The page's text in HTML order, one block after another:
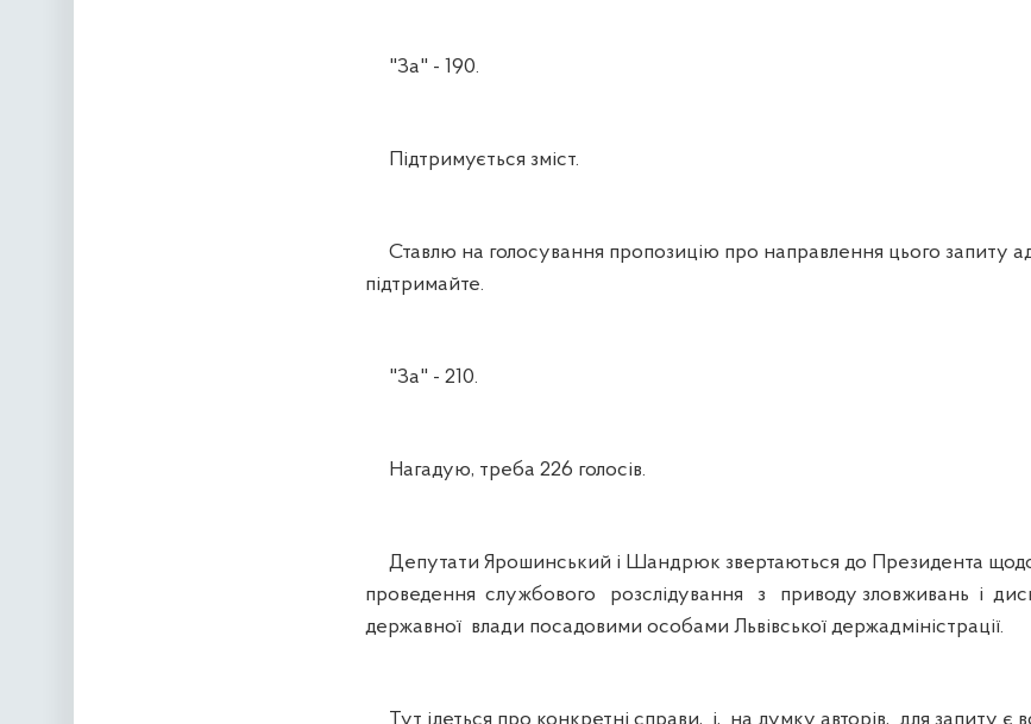
"За" - 190.
Підтримується зміст.
Ставлю на голосування пропозицію про направлення цього запиту
підтримайте.
"За" - 210.
Нагадую, треба 226 голосів.
Депутати Ярошинський і Шандрюк звертаються до Президента щодо
проведення службового розслідування з приводу зловживань і
державної влади посадовими особами Львівської держадміністрації.